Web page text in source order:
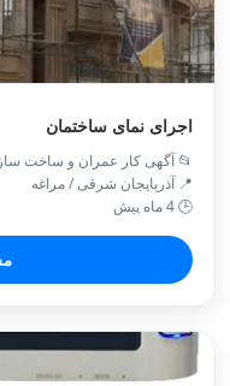
اجرای نمای ساختمان
📂 آگهی کار عمران و ساخت
📍 آذربایجان شرقی / مراغه
🕒 4 ماه پیش